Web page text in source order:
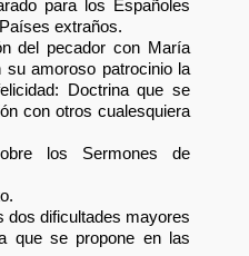
para los Españoles
extraños.
del pecador con María
su amoroso patrocinio la
Doctrina que se
con otros cualesquiera
los Sermones de
dos dificultades mayores
que se propone en las